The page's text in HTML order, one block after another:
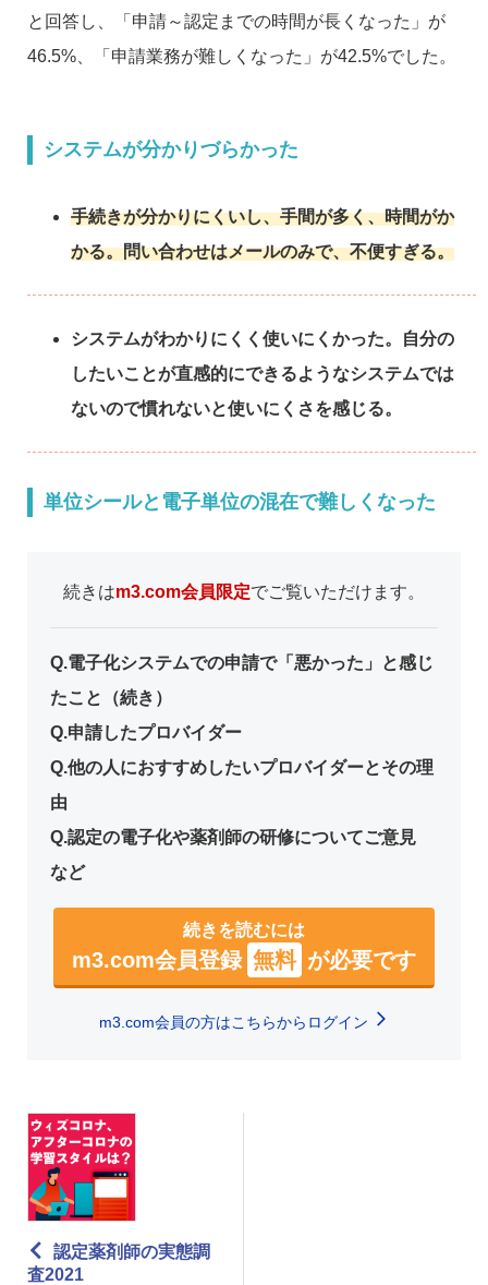
と回答し、「申請～認定までの時間が長くなった」が
46.5%、「申請業務が難しくなった」が42.5%でした。
システムが分かりづらかった
手続きが分かりにくいし、手間が多く、時間がか
かる。問い合わせはメールのみで、不便すぎる。
システムがわかりにくく使いにくかった。自分の
したいことが直感的にできるようなシステムでは
ないので慣れないと使いにくさを感じる。
単位シールと電子単位の混在で難しくなった
続きはm3.com会員限定でご覧いただけます。
Q.電子化システムでの申請で「悪かった」と感じ
たこと（続き）
Q.申請したプロバイダー
Q.他の人におすすめしたいプロバイダーとその理
由
Q.認定の電子化や薬剤師の研修についてご意見
など
続きを読むには
m3.com会員登録 無料 が必要です
m3.com会員の方はこちらからログイン
認定薬剤師の実態調
査2021